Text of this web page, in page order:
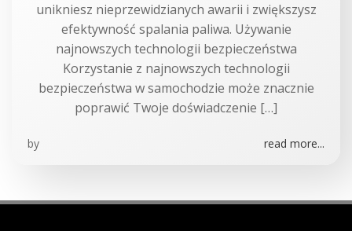
unikniesz nieprzewidzianych awarii i zwiększysz
efektywność spalania paliwa. Używanie
najnowszych technologii bezpieczeństwa
Korzystanie z najnowszych technologii
bezpieczeństwa w samochodzie może znacznie
poprawić Twoje doświadczenie […]
by read more...